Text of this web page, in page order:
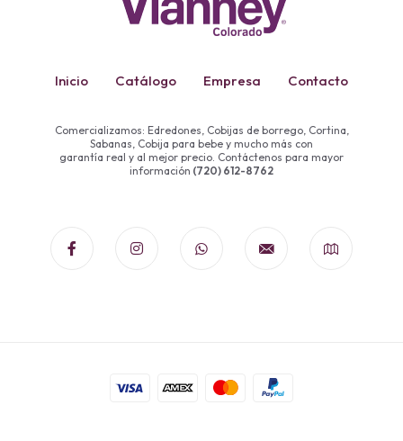
Inicio Catálogo Empresa Contacto
Comercializamos: Edredones, Cobijas de borrego, Cortina,
Sabanas, Cobija para bebe y mucho más con
garantía real y al mejor precio. Contáctenos para mayor
información (720) 612-8762